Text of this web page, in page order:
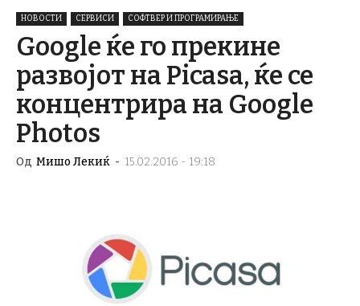
НОВОСТИ СЕРВИСИ СОФТВЕР И ПРОГРАМИРАЊЕ
Google ќе го прекине
развојот на Picasa, ќе се
концентрира на Google
Photos
Од Мишо Лекиќ - 15.02.2016 - 19:18